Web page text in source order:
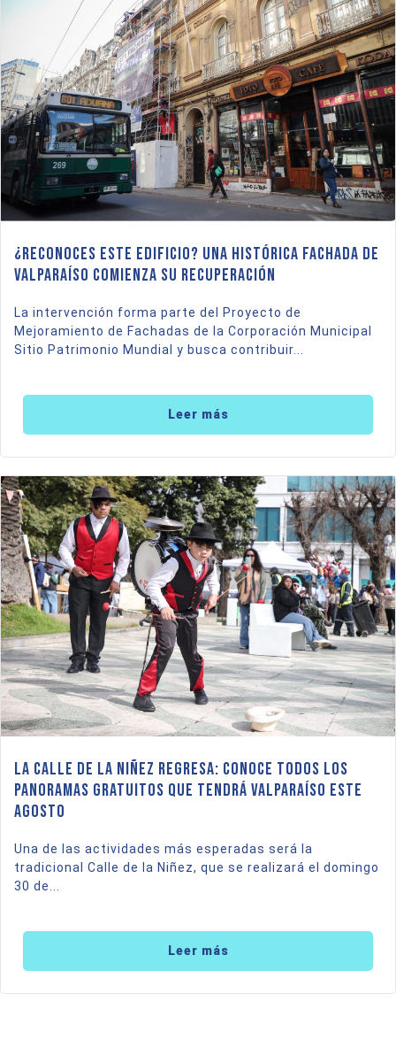
¿Reconoces este edificio? Una histórica fachada de
Valparaíso comienza su recuperación
La intervención forma parte del Proyecto de
Mejoramiento de Fachadas de la Corporación Municipal
Sitio Patrimonio Mundial y busca contribuir...
Leer más
La Calle de la Niñez regresa: conoce todos los
panoramas gratuitos que tendrá Valparaíso este
agosto
Una de las actividades más esperadas será la
tradicional Calle de la Niñez, que se realizará el domingo
30 de...
Leer más